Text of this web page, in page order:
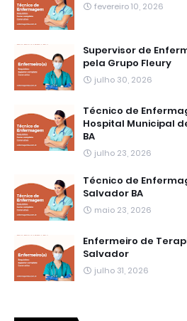
fevereiro 10, 2026
Supervisor de
pela Grupo Fleury
julho 30, 2026
Técnico de
Hospital Municipal
BA
julho 23, 2026
Técnico de
Salvador BA
maio 23, 2026
Enfermeiro de
Salvador
julho 31, 2026